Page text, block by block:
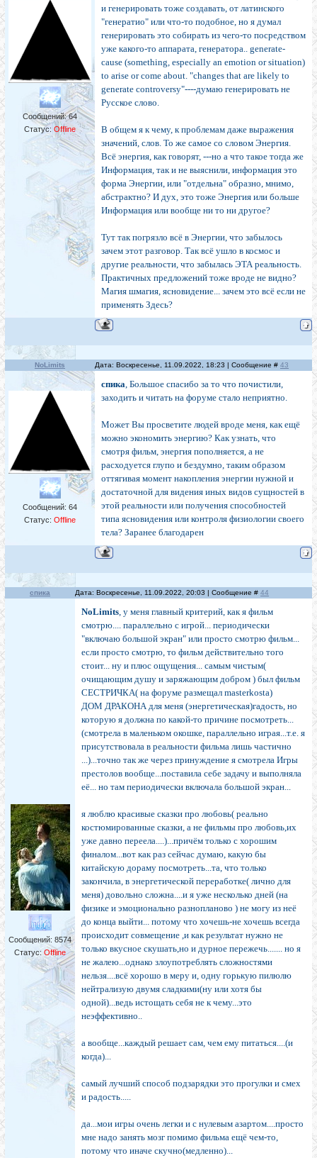
Сообщений:64
Статус: Offline
и генерировать тоже создавать, от латинского
"генератио" или что-то подобное, но я думал
генерировать это собирать из чего-то посредством
уже какого-то аппарата, генератора.. generate-
cause (something, especially an emotion or situation)
to arise or come about. "changes that are likely to
generate controversy"----думаю генерировать не
Русское слово.
В общем я к чему, к проблемам даже выражения
значений, слов. То же самое со словом Энергия.
Всё энергия, как говорят, ---но а что такое тогда же
Информация, так и не выяснили, информация это
форма Энергии, или "отдельна" образно, мнимо,
абстрактно? И дух, это тоже Энергия или больше
Информация или вообще ни то ни другое?
Тут так погрязло всё в Энергии, что забылось
зачем этот разговор. Так всё ушло в космос и
другие реальности, что забылась ЭТА реальность.
Практичных предложений тоже вроде не видно?
Магия шмагия, ясновидение... зачем это всё если не
применять Здесь?
NoLimits Дата: Воскресенье, 11.09.2022, 18:23 | Сообщение # 43
Сообщений: 64
Статус: Offline
спика, Большое спасибо за то что почистили,
заходить и читать на форуме стало неприятно.
Может Вы просветите людей вроде меня, как ещё
можно экономить энергию? Как узнать, что
смотря фильм, энергия пополняется, а не
расходуется глупо и бездумно, таким образом
оттягивая момент накопления энергии нужной и
достаточной для видения иных видов сущностей в
этой реальности или получения способностей
типа ясновидения или контроля физиологии своего
тела? Заранее благодарен
спика Дата: Воскресенье, 11.09.2022, 20:03 | Сообщение # 44
Сообщений: 8574
Статус: Offline
NoLimits, у меня главный критерий, как я фильм
смотрю.... параллельно с игрой... периодически
"включаю большой экран" или просто смотрю фильм...
если просто смотрю, то фильм действительно того
стоит... ну и плюс ощущения... самым чистым(
очищающим душу и заряжающим добром ) был фильм
СЕСТРИЧКА( на форуме размещал masterkosta)
ДОМ ДРАКОНА для меня (энергетическая)гадость, но
которую я должна по какой-то причине посмотреть...
(смотрела в маленьком окошке, параллельно играя...т.е. я
присутствовала в реальности фильма лишь частично
...)...точно так же через принуждение я смотрела Игры
престолов вообще...поставила себе задачу и выполняла
её... но там периодически включала большой экран...
я люблю красивые сказки про любовь( реально
костюмированные сказки, а не фильмы про любовь,их
уже давно переела....)...причём только с хорошим
финалом...вот как раз сейчас думаю, какую бы
китайскую дораму посмотреть...та, что только
закончила, в энергетической переработке( лично для
меня) довольно сложна....и я уже несколько дней (на
физике и эмоционально разнопланово ) не могу из неё
до конца выйти... потому что хочешь-не хочешь всегда
происходит совмещение ,и как результат нужно не
только вкусное скушать,но и дурное пережечь....... но я
не жалею...однако злоупотреблять сложностями
нельзя....всё хорошо в меру и, одну горькую пилюлю
нейтрализую двумя сладкими(ну или хотя бы
одной)...ведь истощать себя не к чему...это
неэффективно..
а вообще...каждый решает сам, чем ему питаться....(и
когда)...
самый лучший способ подзарядки это прогулки и смех
и радость.....
да...мои игры очень легки и с нулевым азартом....просто
мне надо занять мозг помимо фильма ещё чем-то,
потому что иначе скучно(медленно)...